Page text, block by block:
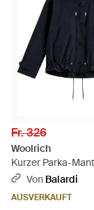
Fr. 326
Woolrich
Kurzer Parka-
Von Balardi
AUSVERKAUFT